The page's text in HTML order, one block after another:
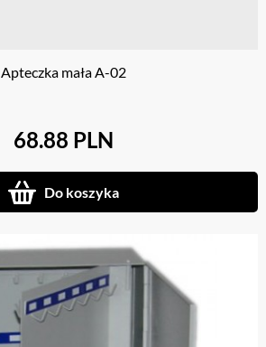
Apteczka mała A-02
68.88 PLN
Do koszyka